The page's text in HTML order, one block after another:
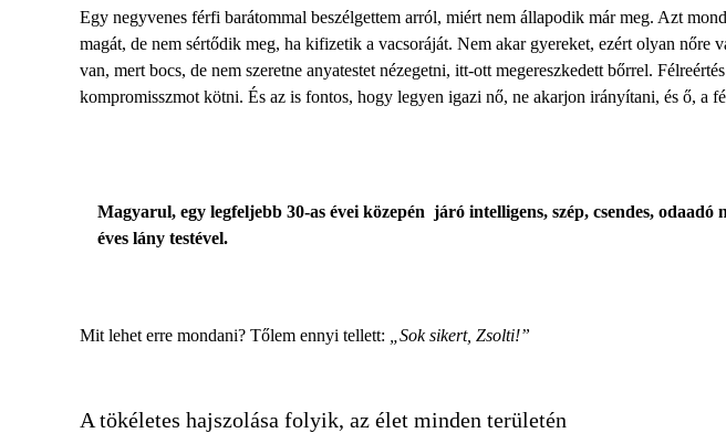
Egy negyvenes férfi barátommal beszélgettem arról, miért nem állapodik már meg. Azt
magát, de nem sértődik meg, ha kifizetik a vacsoráját. Nem akar gyereket, ezért olyan nőre
van, mert bocs, de nem szeretne anyatestet nézegetni, itt-ott megereszkedett bőrrel.
kompromisszmot kötni. És az is fontos, hogy legyen igazi nő, ne akarjon irányítani, és ő, a
Magyarul, egy legfeljebb 30-as évei közepén járó intelligens, szép, csendes,
éves lány testével.
Mit lehet erre mondani? Tőlem ennyi tellett: „Sok sikert, Zsolti!”
A tökéletes hajszolása folyik, az élet minden területén